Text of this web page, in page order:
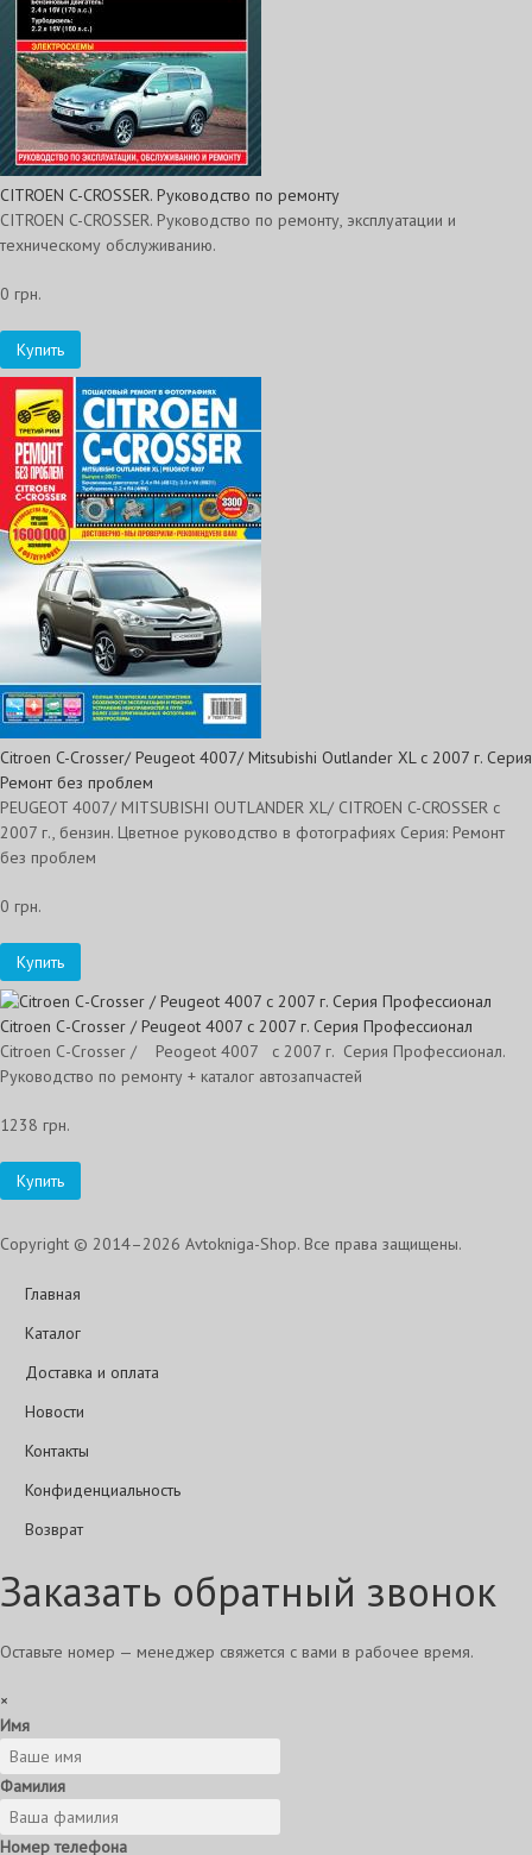
CITROEN C-CROSSER. Руководство по ремонту
CITROEN C-CROSSER. Руководство по ремонту, эксплуатации и
техническому обслуживанию.
0 грн.
Купить
Citroen C-Crosser/ Peugeot 4007/ Mitsubishi Outlander XL c 2007 г. Серия
Ремонт без проблем
PEUGEOT 4007/ MITSUBISHI OUTLANDER XL/ CITROEN C-CROSSER c
2007 г., бензин. Цветное руководство в фотографиях Серия: Ремонт
без проблем
0 грн.
Купить
Citroen С-Сrosser / Peugeot 4007 c 2007 г. Серия Профессионал
Citroen С-Сrosser / Peogeot 4007 c 2007 г. Серия Профессионал.
Руководство по ремонту + каталог автозапчастей
1238 грн.
Купить
Copyright © 2014–2026 Avtokniga-Shop. Все права защищены.
Главная
Каталог
Доставка и оплата
Новости
Контакты
Конфиденциальность
Возврат
Заказать обратный звонок
Оставьте номер — менеджер свяжется с вами в рабочее время.
×
Имя
Фамилия
Номер телефона